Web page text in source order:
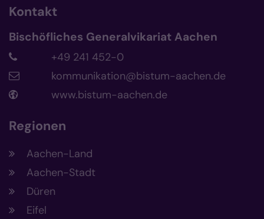
Kontakt
Bischöfliches Generalvikariat Aachen
+49 241 452-0
kommunikation@bistum-aachen.de
www.bistum-aachen.de
Regionen
Aachen-Land
Aachen-Stadt
Düren
Eifel